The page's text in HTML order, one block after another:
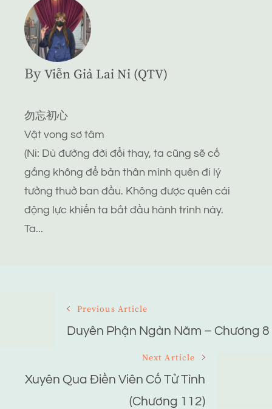
By Viễn Giả Lai Ni (QTV)
勿忘初心
Vật vong sơ tâm
(Ni: Dù đường đời đổi thay, ta cũng sẽ cố
gắng không để bản thân mình quên đi lý
tưởng thuở ban đầu. Không được quên cái
động lực khiến ta bắt đầu hành trình này.
Ta...
Navigation
Previous Article
Duyên Phận Ngàn Năm – Chương 8
Next Article
Xuyên Qua Điền Viên Cố Tử Tình
(Chương 112)